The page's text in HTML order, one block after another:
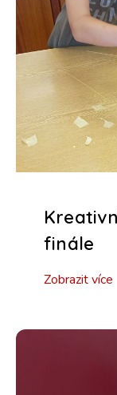
finále
Zobrazit více